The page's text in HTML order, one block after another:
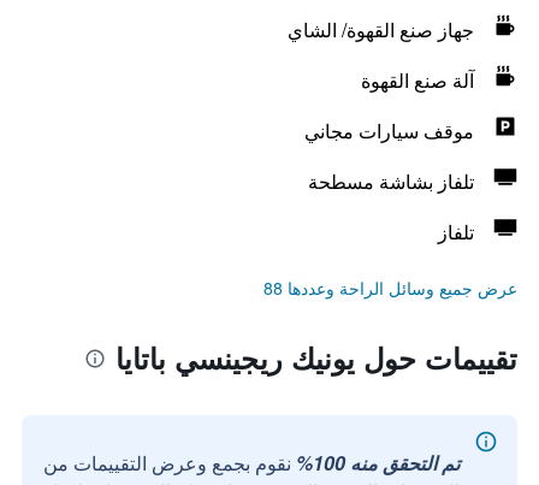
جهاز صنع القهوة/ الشاي
آلة صنع القهوة
موقف سيارات مجاني
تلفاز بشاشة مسطحة
تلفاز
عرض جميع وسائل الراحة وعددها 88
تقييمات حول يونيك ريجينسي باتايا
تم التحقق منه 100%
نقوم بجمع وعرض التقييمات من